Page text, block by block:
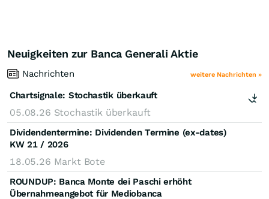
Neuigkeiten zur Banca Generali Aktie
Nachrichten weitere Nachrichten »
Chartsignale: Stochastik überkauft
05.08.26 Stochastik überkauft
Dividendentermine: Dividenden Termine (ex-dates)
KW 21 / 2026
18.05.26 Markt Bote
ROUNDUP: Banca Monte dei Paschi erhöht
Übernahmeangebot für Mediobanca